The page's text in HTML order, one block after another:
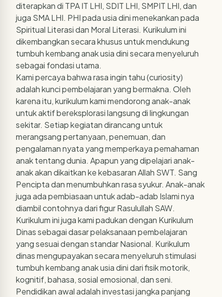
diterapkan di TPA IT LHI, SDIT LHI, SMPIT LHI, dan
juga SMA LHI. PHI pada usia dini menekankan pada
Spiritual Literasi dan Moral Literasi. Kurikulum ini
dikembangkan secara khusus untuk mendukung
tumbuh kembang anak usia dini secara menyeluruh
sebagai fondasi utama.
Kami percaya bahwa rasa ingin tahu (curiosity)
adalah kunci pembelajaran yang bermakna. Oleh
karena itu, kurikulum kami mendorong anak-anak
untuk aktif bereksplorasi langsung di lingkungan
sekitar. Setiap kegiatan dirancang untuk
merangsang pertanyaan, penemuan, dan
pengalaman nyata yang memperkaya pemahaman
anak tentang dunia. Apapun yang dipelajari anak-
anak akan dikaitkan ke kebasaran Allah SWT. Sang
Pencipta dan menumbuhkan rasa syukur. Anak-anak
juga ada pembiasaan untuk adab-adab Islami nya
diambil contohnya dari figur Rasulullah SAW.
Kurikulum ini juga kami padukan dengan Kurikulum
Dinas sebagai dasar pelaksanaan pembelajaran
yang sesuai dengan standar Nasional. Kurikulum
dinas mengupayakan secara menyeluruh stimulasi
tumbuh kembang anak usia dini dari fisik motorik,
kognitif, bahasa, sosial emosional, dan seni.
Pendidikan awal adalah investasi jangka panjang